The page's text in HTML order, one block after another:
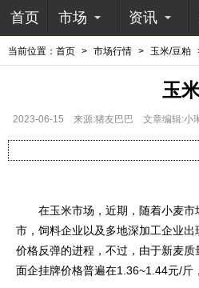
首页 市场 资讯
当前位置： 首页 > 市场行情 > 玉米/豆粕
玉
2023-06-15 来源:猪友巴巴 文章编辑:小
在玉米市场，近期，随着小麦市
市，饲料企业以及多地深加工企业
价格反弹的进程，不过，由于新麦
面企挂牌价格普遍在1.36~1.44元/斤